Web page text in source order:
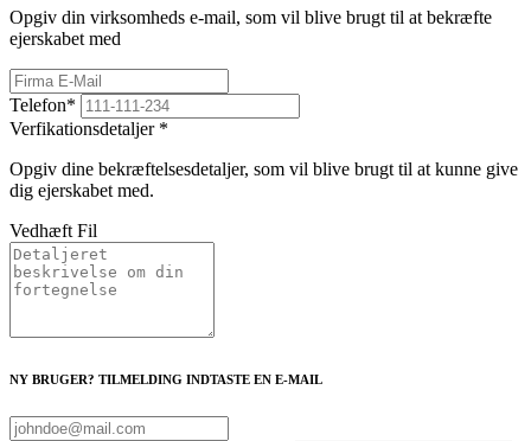
Opgiv din virksomheds e-mail, som vil blive brugt til at bekræfte
ejerskabet med
Telefon*
Verfikationsdetaljer *
Opgiv dine bekræftelsesdetaljer, som vil blive brugt til at kunne give
dig ejerskabet med.
Vedhæft Fil
NY BRUGER? TILMELDING INDTASTE EN E-MAIL